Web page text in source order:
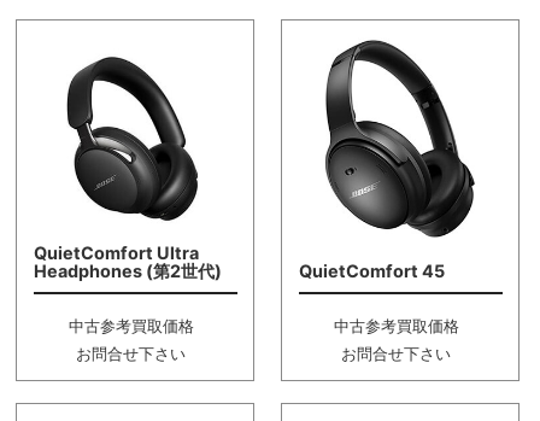
QuietComfort Ultra
Headphones (第2世代)
中古参考買取価格
お問合せ下さい
QuietComfort 45
中古参考買取価格
お問合せ下さい